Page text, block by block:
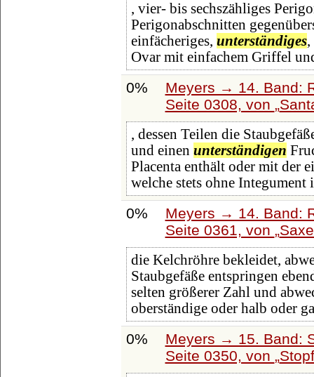
, vier- bis sechszähliges
Perigonabschnitten
einfächeriges, unterständiges,
Ovar mit einfachem Griffel
0%
Meyers → 14. Band:
Seite 0308, von
, dessen Teilen die
und einen unterständigen
Placenta enthält oder mit der
welche stets ohne Integument
0%
Meyers → 14. Band:
Seite 0361, von
die Kelchröhre bekleidet,
Staubgefäße entspringen
selten größerer Zahl und
oberständige oder halb oder
0%
Meyers → 15. Band:
Seite 0350, von